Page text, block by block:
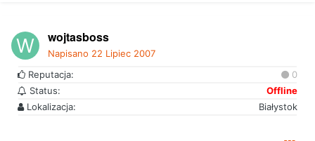
wojtasboss
Napisano 22 Lipiec 2007
Reputacja:
0
Status:
Offline
Lokalizacja:
Białystok